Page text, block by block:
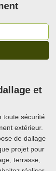
et
toute sécurité
extérieur.
de dallage
projet pour
terrasse,